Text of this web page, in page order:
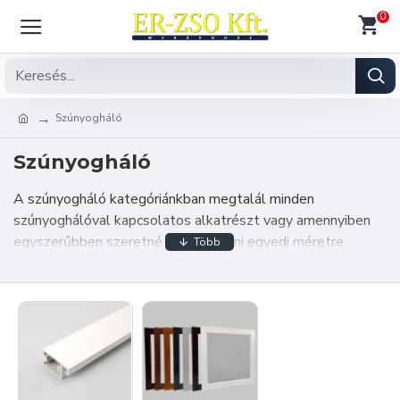
0
Szúnyogháló
Szúnyogháló
A szúnyogháló kategóriánkban megtalál minden
szúnyoghálóval kapcsolatos alkatrészt vagy amennyiben
egyszerűbben szeretné megrendelni egyedi méretre
konfigurátorunk egyikét. Webáruházunkban minden termék
raktárról elérhető így a szúnyogháló alkatrészek is,
rendelését rövid időn belül feldolgozzuk és szállítjuk.
Amennyiben további információra van szüksége, kérjük
keressen elérhetőségünk egyikén melyet a "